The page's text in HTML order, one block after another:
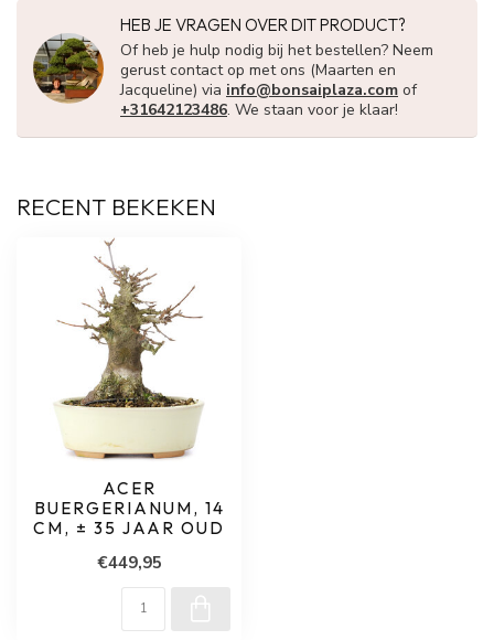
HEB JE VRAGEN OVER DIT PRODUCT?
Of heb je hulp nodig bij het bestellen? Neem
gerust contact op met ons (Maarten en
Jacqueline) via info@bonsaiplaza.com of
+31642123486. We staan voor je klaar!
RECENT BEKEKEN
ACER
BUERGERIANUM, 14
CM, ± 35 JAAR OUD
€449,95